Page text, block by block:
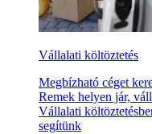
Vállalati költöztetés
Megbízható céget
Remek helyen jár,
Vállalati
segítünk